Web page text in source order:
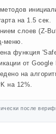
на 1.5 сек.
слоев (Z-
меню.
функция
от Google
на
на 12%.
после